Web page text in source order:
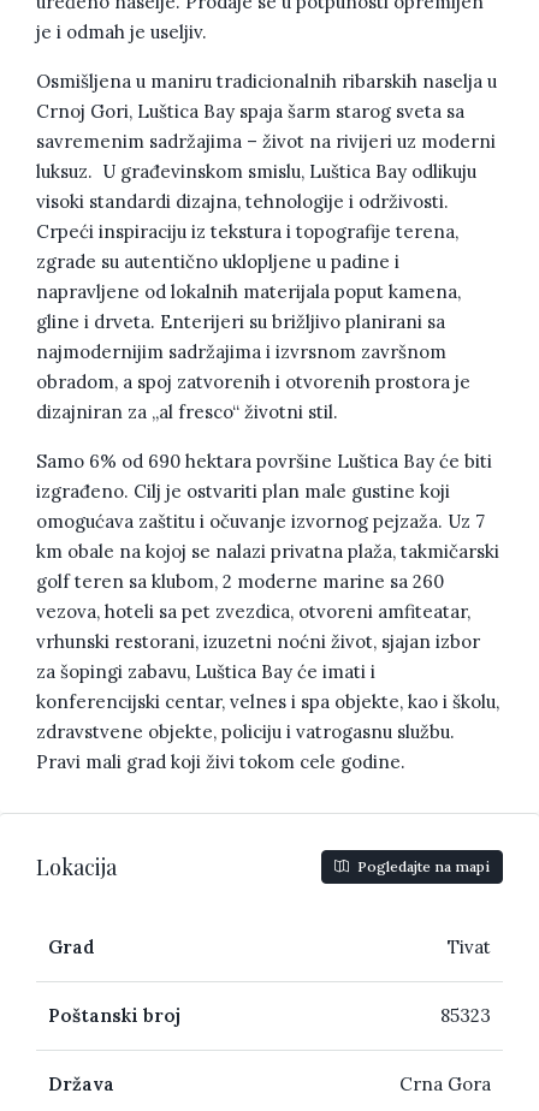
je i odmah je useljiv.
Osmišljena u maniru tradicionalnih ribarskih naselja u
Crnoj Gori, Luštica Bay spaja šarm starog sveta sa
savremenim sadržajima – život na rivijeri uz moderni
luksuz. U građevinskom smislu, Luštica Bay odlikuju
visoki standardi dizajna, tehnologije i održivosti.
Crpeći inspiraciju iz tekstura i topografije terena,
zgrade su autentično uklopljene u padine i
napravljene od lokalnih materijala poput kamena,
gline i drveta. Enterijeri su brižljivo planirani sa
najmodernijim sadržajima i izvrsnom završnom
obradom, a spoj zatvorenih i otvorenih prostora je
dizajniran za „al fresco“ životni stil.
Samo 6% od 690 hektara površine Luštica Bay će biti
izgrađeno. Cilj je ostvariti plan male gustine koji
omogućava zaštitu i očuvanje izvornog pejzaža. Uz 7
km obale na kojoj se nalazi privatna plaža, takmičarski
golf teren sa klubom, 2 moderne marine sa 260
vezova, hoteli sa pet zvezdica, otvoreni amfiteatar,
vrhunski restorani, izuzetni noćni život, sjajan izbor
za šopingi zabavu, Luštica Bay će imati i
konferencijski centar, velnes i spa objekte, kao i školu,
zdravstvene objekte, policiju i vatrogasnu službu.
Pravi mali grad koji živi tokom cele godine.
Lokacija Pogledajte na mapi
Grad Tivat
Poštanski broj 85323
Država Crna Gora